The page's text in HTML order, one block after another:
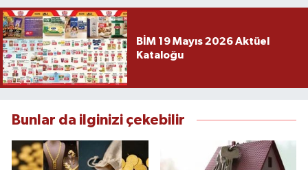
BİM 19 Mayıs 2026 Aktüel
Kataloğu
Bunlar da ilginizi çekebilir